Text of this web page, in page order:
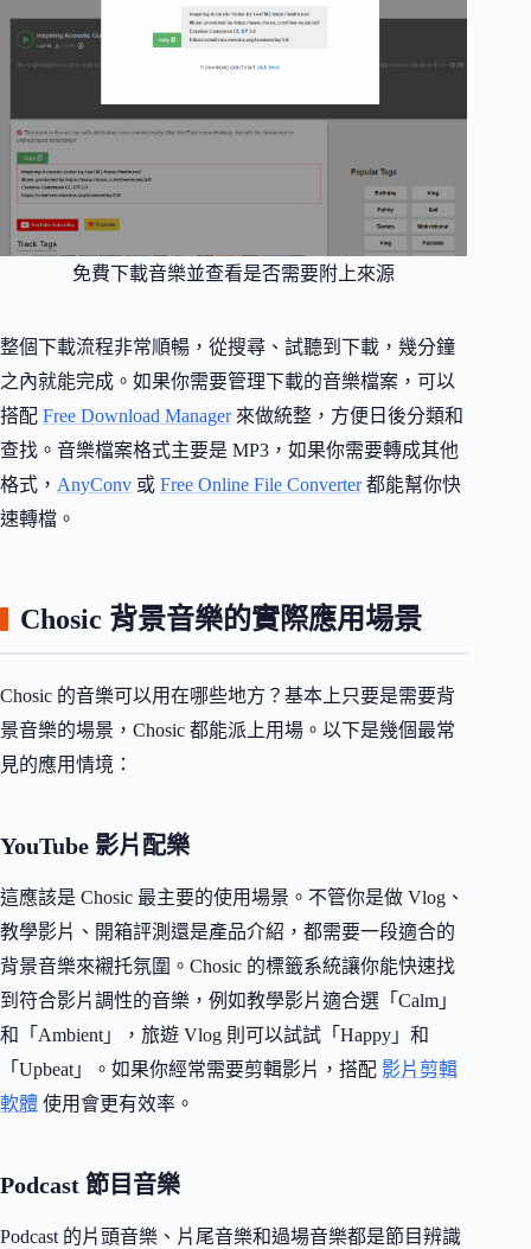
免費下載音樂並查看是否需要附上來源
整個下載流程非常順暢，從搜尋、試聽到下載，幾分鐘
之內就能完成。如果你需要管理下載的音樂檔案，可以
搭配 Free Download Manager來做統整，方便日後分類和
查找。音樂檔案格式主要是 MP3，如果你需要轉成其他
格式， AnyConv 或 Free Online File Converter都能幫你快
速轉檔。
Chosic 背景音樂的實際應用場景
Chosic 的音樂可以用在哪些地方？基本上只要是需要背
景音樂的場景，Chosic 都能派上用場。以下是幾個最常
見的應用情境：
YouTube 影片配樂
這應該是 Chosic 最主要的使用場景。不管你是做 Vlog、
教學影片、開箱評測還是產品介紹，都需要一段適合的
背景音樂來襯托氛圍。Chosic 的標籤系統讓你能快速找
到符合影片調性的音樂，例如教學影片適合選「Calm」
和「Ambient」，旅遊 Vlog 則可以試試「Happy」和
「Upbeat」。如果你經常需要剪輯影片，搭配 影片剪輯
軟體 使用會更有效率。
Podcast 節目音樂
Podcast 的片頭音樂、片尾音樂和過場音樂都是節目辨識